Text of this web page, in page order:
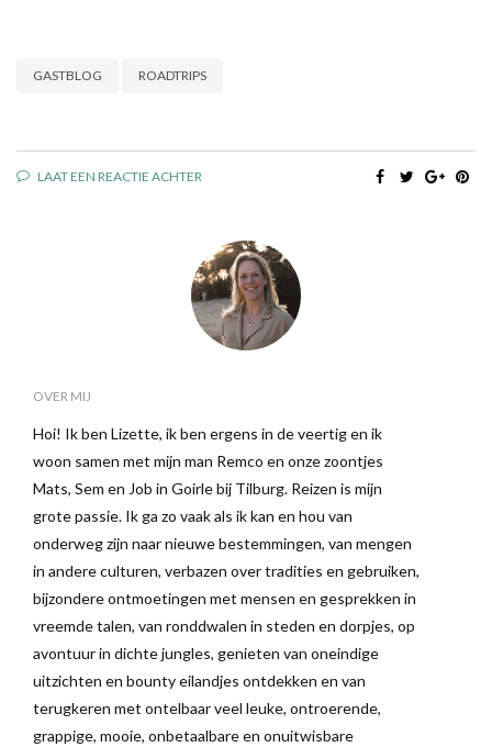
GASTBLOG ROADTRIPS
LAAT EEN REACTIE ACHTER
OVER MIJ
Hoi! Ik ben Lizette, ik ben ergens in de veertig en ik
woon samen met mijn man Remco en onze zoontjes
Mats, Sem en Job in Goirle bij Tilburg. Reizen is mijn
grote passie. Ik ga zo vaak als ik kan en hou van
onderweg zijn naar nieuwe bestemmingen, van mengen
in andere culturen, verbazen over tradities en gebruiken,
bijzondere ontmoetingen met mensen en gesprekken in
vreemde talen, van ronddwalen in steden en dorpjes, op
avontuur in dichte jungles, genieten van oneindige
uitzichten en bounty eilandjes ontdekken en van
terugkeren met ontelbaar veel leuke, ontroerende,
grappige, mooie, onbetaalbare en onuitwisbare